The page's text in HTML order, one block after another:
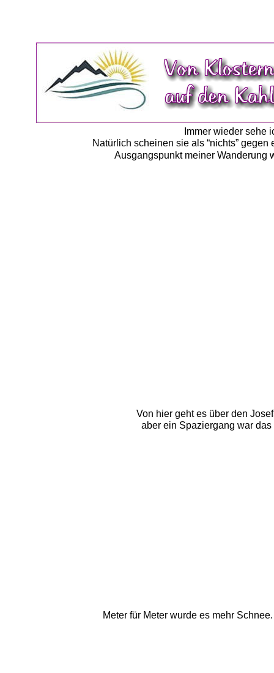
Immer wieder sehe
Natürlich scheinen sie als “nichts”
Ausgangspunkt meiner Wanderung
Von hier geht es über den
aber ein Spaziergang war
Meter für Meter wurde es mehr